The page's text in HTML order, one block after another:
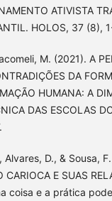
ATIVISTA
HOLOS, 37 (8),
M. (2021). A
DA
HUMANA: A
DAS ESCOLAS
Alvares, D., & Sousa,
CARIOCA E SUAS
coisa e a prática